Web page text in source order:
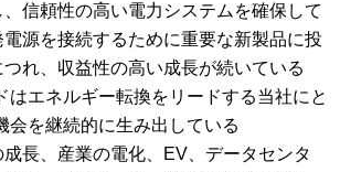
信頼性の高い電力システムを確保して
電源を接続するために重要な新製品に投
つれ、収益性の高い成長が続いている
はエネルギー転換をリードする当社にと
会を継続的に生み出している
成長、産業の電化、EV、データセンタ